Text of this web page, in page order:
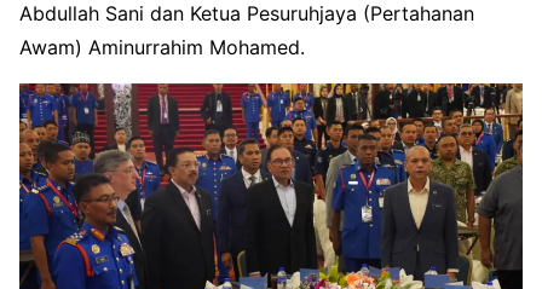
Abdullah Sani dan Ketua Pesuruhjaya (Pertahanan
Awam) Aminurrahim Mohamed.